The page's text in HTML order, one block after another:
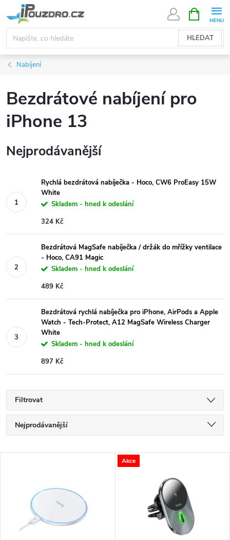
na
obsah
HLEDAT
NÁKUPNÍ
KOŠÍK
Nabíjení
Bezdrátové nabíjení pro
iPhone 13
Nejprodávanější
Rychlá bezdrátová nabíječka - Hoco, CW6 ProEasy 15W
White
Skladem - hned k odeslání
324 Kč
Bezdrátová MagSafe nabíječka / držák do mřížky ventilace
- Hoco, CA91 Magic
Skladem - hned k odeslání
489 Kč
Bezdrátová rychlá nabíječka pro iPhone, AirPods a Apple
Watch - Tech-Protect, A12 MagSafe Wireless Charger
White
Skladem - hned k odeslání
897 Kč
Filtrovat
Ř
a
Nejprodávanější
Abecedně
Akce